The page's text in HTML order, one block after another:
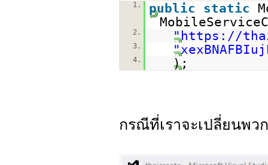
1. public static
2. "https://
3.
4. );
กรณีที่เราจะเปลี่ยนพว